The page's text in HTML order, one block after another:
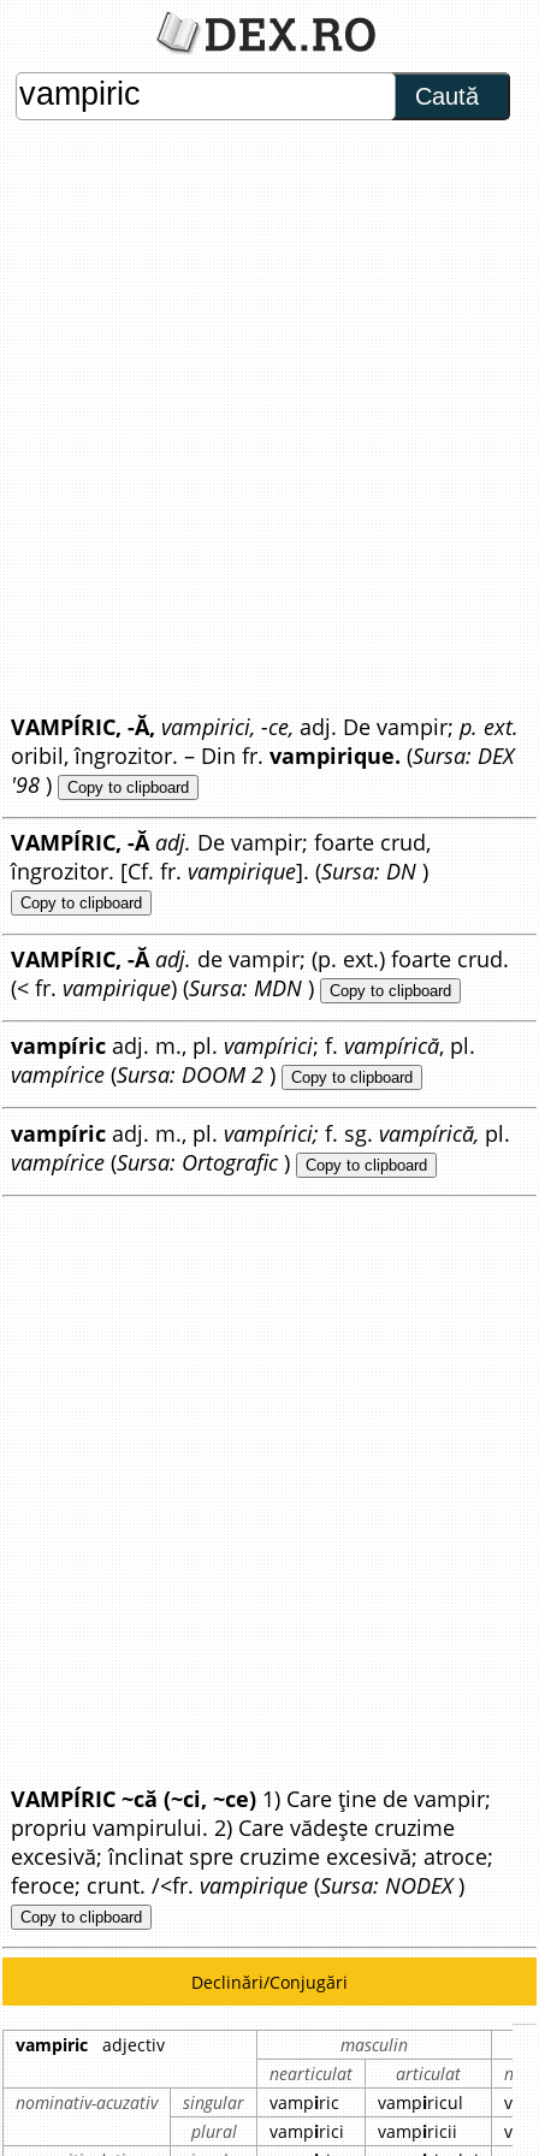
Caută
VAMPÍRIC, -Ă, vampirici, -ce, adj. De vampir;p. ext.
oribil, îngrozitor. – Din fr.vampirique. (Sursa: DEX
'98 ) Copy to clipboard
VAMPÍRIC, -Ă adj. De vampir; foarte crud,
îngrozitor. [Cf. fr. vampirique]. (Sursa: DN )
Copy to clipboard
VAMPÍRIC, -Ă adj. de vampir; (p. ext.) foarte crud.
(< fr. vampirique) (Sursa: MDN ) Copy to clipboard
vampíric adj. m., pl. vampírici; f. vampírică, pl.
vampírice (Sursa: DOOM 2 ) Copy to clipboard
vampíric adj. m., pl.vampírici; f. sg.vampírică, pl.
vampírice (Sursa: Ortografic) Copy to clipboard
VAMPÍRIC ~că (~ci, ~ce) 1) Care ține de vampir;
propriu vampirului. 2) Care vădește cruzime
excesivă; înclinat spre cruzime excesivă; atroce;
feroce; crunt. /<fr. vampirique (Sursa: NODEX)
Copy to clipboard
Declinări/Conjugări
vampiric adjectiv
masculin
nearticulat
articulat
nominativ-acuzativ
singular vampiric vampiricul
plural
vampirici vampiricii